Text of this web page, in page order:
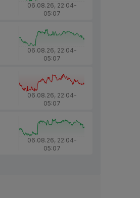
06.08.26, 22:04-
05:07
06.08.26, 22:04-
05:07
06.08.26, 22:04-
05:07
06.08.26, 22:04-
05:07